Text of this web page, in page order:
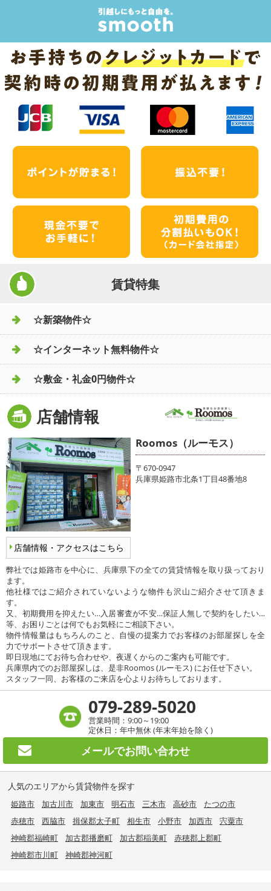
賃貸特集
☆新築物件☆
☆インターネット無料物件☆
☆敷金・礼金0円物件☆
店舗情報
店舗情報・アクセスはこちら
Roomos（ルーモス）
〒670-0947
兵庫県姫路市北条1丁目48番地8
弊社では姫路市を中心に、兵庫県下の全ての賃貸情報を取り扱っており
ます。
他社様ではご紹介されていないような物件も沢山ご紹介させて頂きま
す。
又、初期費用を抑えたい…入居審査が不安…保証人無しで契約をしたい…
等、お困りごとは何でもお気軽にご相談下さい。
物件情報量はもちろんのこと、自慢の提案力でお客様のお部屋探しを全
力でサポートさせて頂きます。
即日現地にてお待ち合わせや、夜遅くからのご案内も可能です。
兵庫県内でのお部屋探しは、是非Roomos (ルーモス) にお任せ下さい。
スタッフ一同、お客様のご来店を心よりお待ちしております。
079-289-5020
営業時間：9:00～19:00
定休日：年中無休 (年末年始を除く)
メールでお問い合わせ
人気のエリアから賃貸物件を探す
姫路市 加古川市 加東市 明石市 三木市 高砂市
たつの市
赤穂市
西脇市 揖保郡太子町 相生市 小野市 加西市
宍粟市
神崎郡福崎町
加古郡播磨町 加古郡稲美町
赤穂郡上郡町
神崎郡市川町
神崎郡神河町